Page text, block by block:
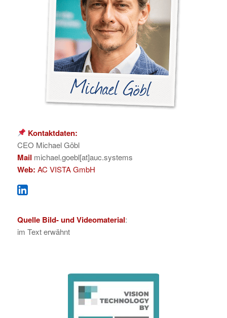
Kontaktdaten:
CEO Michael Göbl
Mail michael.goebl[at]auc.systems
Web: AC VISTA GmbH
Quelle Bild- und Videomaterial:
im Text erwähnt